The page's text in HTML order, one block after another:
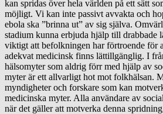
kan spridas över hela världen på ett sätt
möjligt. Vi kan inte passivt avvakta och
ebola ska ”brinna ut” av sig själva.
stadium kunna erbjuda hjälp till drabbade
viktigt att befolkningen har förtroende för
adekvat medicinsk finns lättillgänglig. I
hälsomyter som aldrig förr med hjälp av
myter är ett allvarligt hot mot folkhälsan.
myndigheter och forskare som kan
medicinska myter. Alla användare av
när det gäller att motverka denna